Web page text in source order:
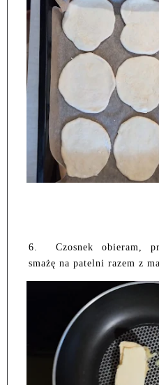
6.
Czosnek obieram,
smażę na patelni razem z